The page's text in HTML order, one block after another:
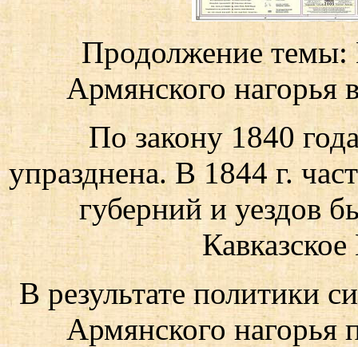
Продолжение темы:
Армянского нагорья
По закону 1840
упразднена. В 1844 г.
губерний и уездов
В результате политики
Армянского нагорья